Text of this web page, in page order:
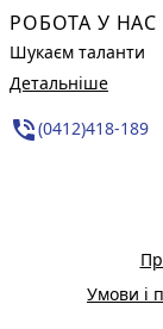
РОБОТА У НАС
Шукаєм таланти
Детальніше
phone_in_talk(0412)418-189
Умови і